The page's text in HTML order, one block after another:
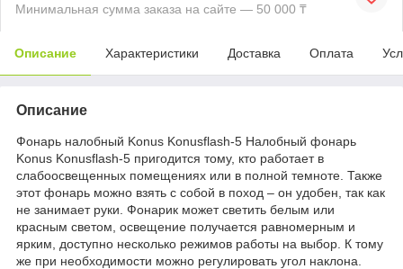
Минимальная сумма заказа на сайте — 50 000 ₸
Описание Характеристики Доставка Оплата
Описание
Фонарь налобный Konus Konusflash-5 Налобный фонарь
Konus Konusflash-5 пригодится тому, кто работает в
слабоосвещенных помещениях или в полной темноте. Также
этот фонарь можно взять с собой в поход – он удобен, так как
не занимает руки. Фонарик может светить белым или
красным светом, освещение получается равномерным и
ярким, доступно несколько режимов работы на выбор. К тому
же при необходимости можно регулировать угол наклона.